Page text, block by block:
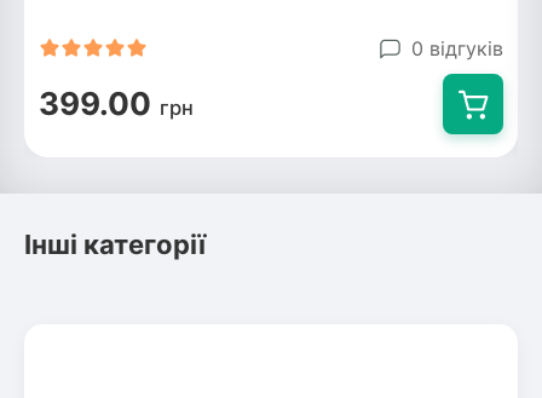
0 відгуків
399.00 грн
Інші категорії